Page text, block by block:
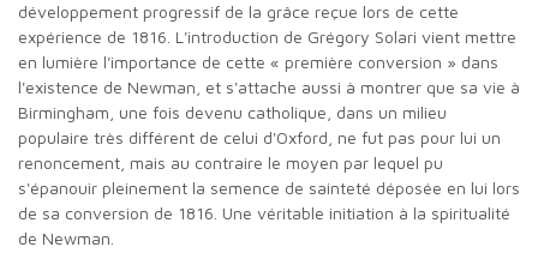
développement progressif de la grâce reçue lors de cette
expérience de 1816. L'introduction de Grégory Solari vient mettre
en lumière l'importance de cette « première conversion » dans
l'existence de Newman, et s'attache aussi à montrer que sa vie à
Birmingham, une fois devenu catholique, dans un milieu
populaire très différent de celui d'Oxford, ne fut pas pour lui un
renoncement, mais au contraire le moyen par lequel pu
s'épanouir pleinement la semence de sainteté déposée en lui lors
de sa conversion de 1816. Une véritable initiation à la spiritualité
de Newman.